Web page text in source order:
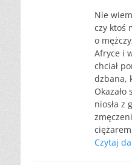
Nie
czy ktoś
o
Afryce i
chciał
dzbana,
niosła z
Czytaj